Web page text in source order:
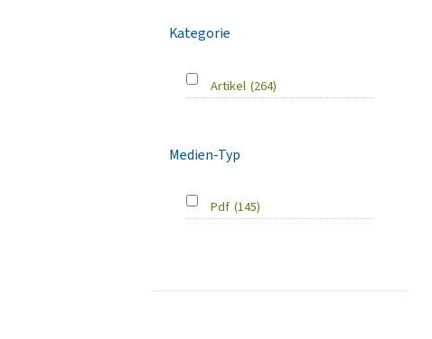
Kategorie
Artikel (264)
Medien-Typ
Pdf (145)